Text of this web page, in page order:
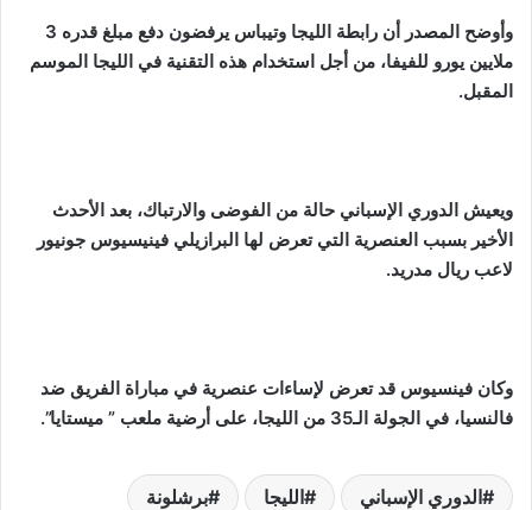
وأوضح المصدر أن رابطة الليجا وتيباس يرفضون دفع مبلغ قدره 3
ملايين يورو للفيفا، من أجل استخدام هذه التقنية في الليجا الموسم
المقبل.
ويعيش الدوري الإسباني حالة من الفوضى والارتباك، بعد الأحدث
الأخير بسبب العنصرية التي تعرض لها البرازيلي فينيسيوس جونيور
لاعب ريال مدريد.
وكان فينسيوس قد تعرض لإساءات عنصرية في مباراة الفريق ضد
فالنسيا، في الجولة الـ35 من الليجا، على أرضية ملعب ” ميستايا”.
الدوري الإسباني الليجا برشلونة